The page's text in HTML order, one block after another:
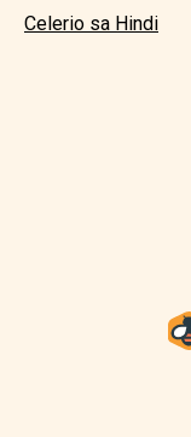
Celerio sa Hindi